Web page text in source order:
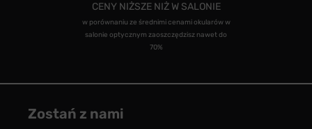
CENY NIŻSZE NIŻ W SALONIE
w porównaniu ze średnimi cenami okularów w
salonie optycznym zaoszczędzisz nawet do
70%
Zostań z nami